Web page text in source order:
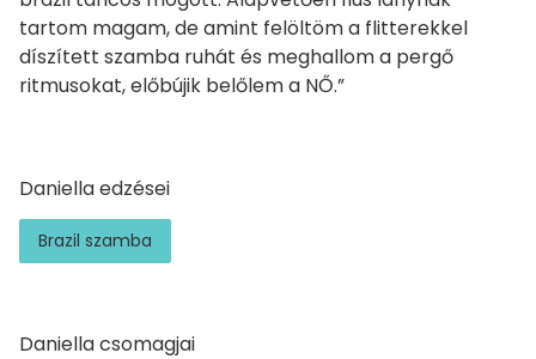
tartom magam, de amint felöltöm a flitterekkel
díszített szamba ruhát és meghallom a pergő
ritmusokat, előbújik belőlem a NŐ.”
Daniella edzései
Brazil szamba
Daniella csomagjai